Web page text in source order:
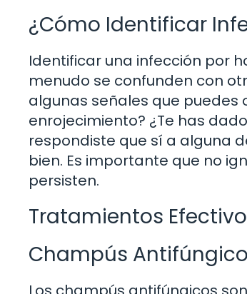
¿Cómo Identificar
Identificar una infección por
menudo se confunden con
algunas señales que puedes
enrojecimiento? ¿Te has
respondiste que sí a alguna
bien. Es importante que no
persisten.
Tratamientos
Champús